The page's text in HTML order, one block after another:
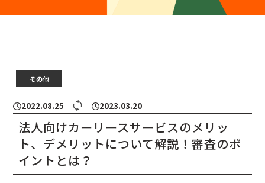
その他
2022.08.25 2023.03.20
法人向けカーリースサービスのメリッ
ト、デメリットについて解説！審査のポ
イントとは？